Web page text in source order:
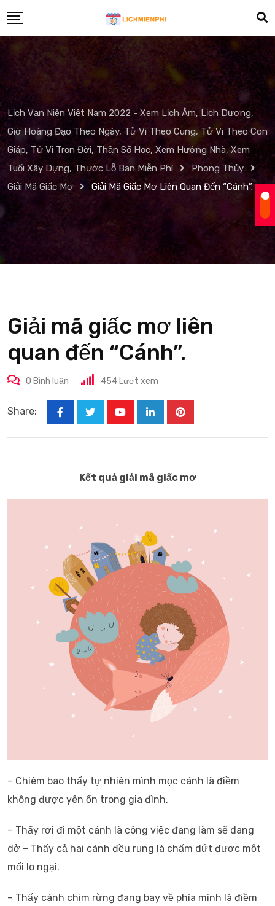
to
content
Lịch Vạn Niên Việt Nam 2022 - Xem Lịch Âm, Lịch Dương,
Giờ Hoàng Đạo Theo Ngày, Tử Vi Theo Cung, Tử Vi Theo Con
Giáp, Tử Vi Trọn Đời, Thần Số Học, Xem Hướng Nhà, Xem
Tuổi Xây Dựng, Thước Lỗ Ban Miễn Phí
Phong Thủy
Giải Mã Giấc Mơ
Giải Mã Giấc Mơ Liên Quan Đến “Cánh”.
Giải mã giấc mơ liên
quan đến “Cánh”.
0 Bình luận 454 Lượt xem
Share:
LinkedInPinterest
Kết quả giải mã giấc mơ
– Chiêm bao thấy tự nhiên mình mọc cánh là điềm
không được yên ổn trong gia đình.
– Thấy rơi đi một cánh là công việc đang làm sẽ dang
dở – Thấy cả hai cánh đều rụng là chấm dứt được một
mối lo ngại.
– Thấy cánh chim rừng đang bay về phía mình là điềm